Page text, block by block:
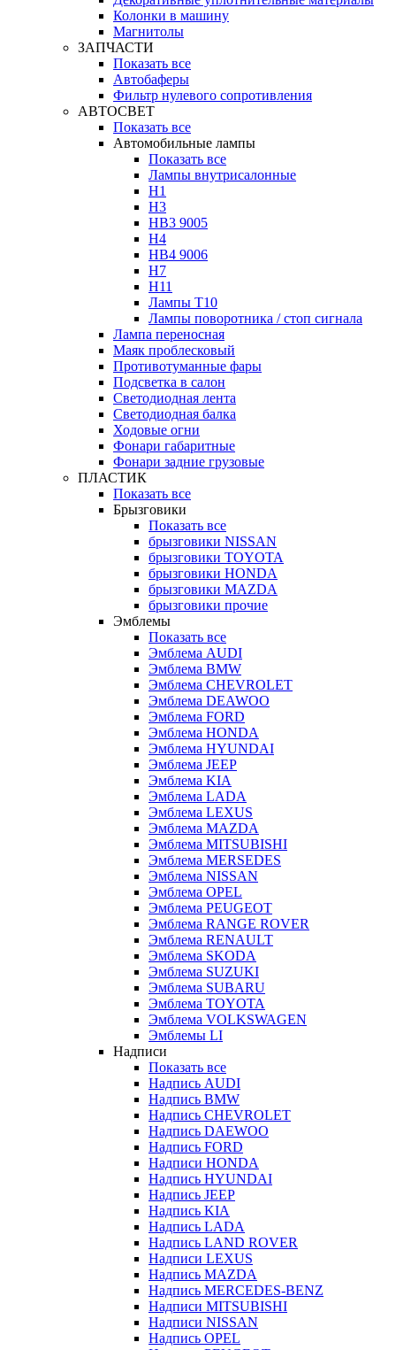
Колонки в машину
Магнитолы
ЗАПЧАСТИ
Показать все
Автобаферы
Фильтр нулевого сопротивления
АВТОСВЕТ
Показать все
Автомобильные лампы
Показать все
Лампы внутрисалонные
H1
H3
HB3 9005
H4
HB4 9006
H7
H11
Лампы Т10
Лампы поворотника / стоп сигнала
Лампа переносная
Маяк проблесковый
Противотуманные фары
Подсветка в салон
Светодиодная лента
Светодиодная балка
Ходовые огни
Фонари габаритные
Фонари задние грузовые
ПЛАСТИК
Показать все
Брызговики
Показать все
брызговики NISSAN
брызговики TOYOTA
брызговики HONDA
брызговики MAZDA
брызговики прочие
Эмблемы
Показать все
Эмблема AUDI
Эмблема BMW
Эмблема CHEVROLET
Эмблема DEAWOO
Эмблема FORD
Эмблема HONDA
Эмблема HYUNDAI
Эмблема JEEP
Эмблема KIA
Эмблема LADA
Эмблема LEXUS
Эмблема MAZDA
Эмблема MITSUBISHI
Эмблема MERSEDES
Эмблема NISSAN
Эмблема OPEL
Эмблема PEUGEOT
Эмблема RANGE ROVER
Эмблема RENAULT
Эмблема SKODA
Эмблема SUZUKI
Эмблема SUBARU
Эмблема TOYOTA
Эмблема VOLKSWAGEN
Эмблемы LI
Надписи
Показать все
Надпись AUDI
Надпись BMW
Надпись CHEVROLET
Надпись DAEWOO
Надпись FORD
Надписи HONDA
Надпись HYUNDAI
Надпись JEEP
Надпись KIA
Надпись LADA
Надпись LAND ROVER
Надписи LEXUS
Надпись MAZDA
Надпись MERCEDES-BENZ
Надписи MITSUBISHI
Надписи NISSAN
Надпись OPEL